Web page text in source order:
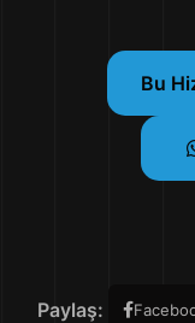
Bu
Paylaş: